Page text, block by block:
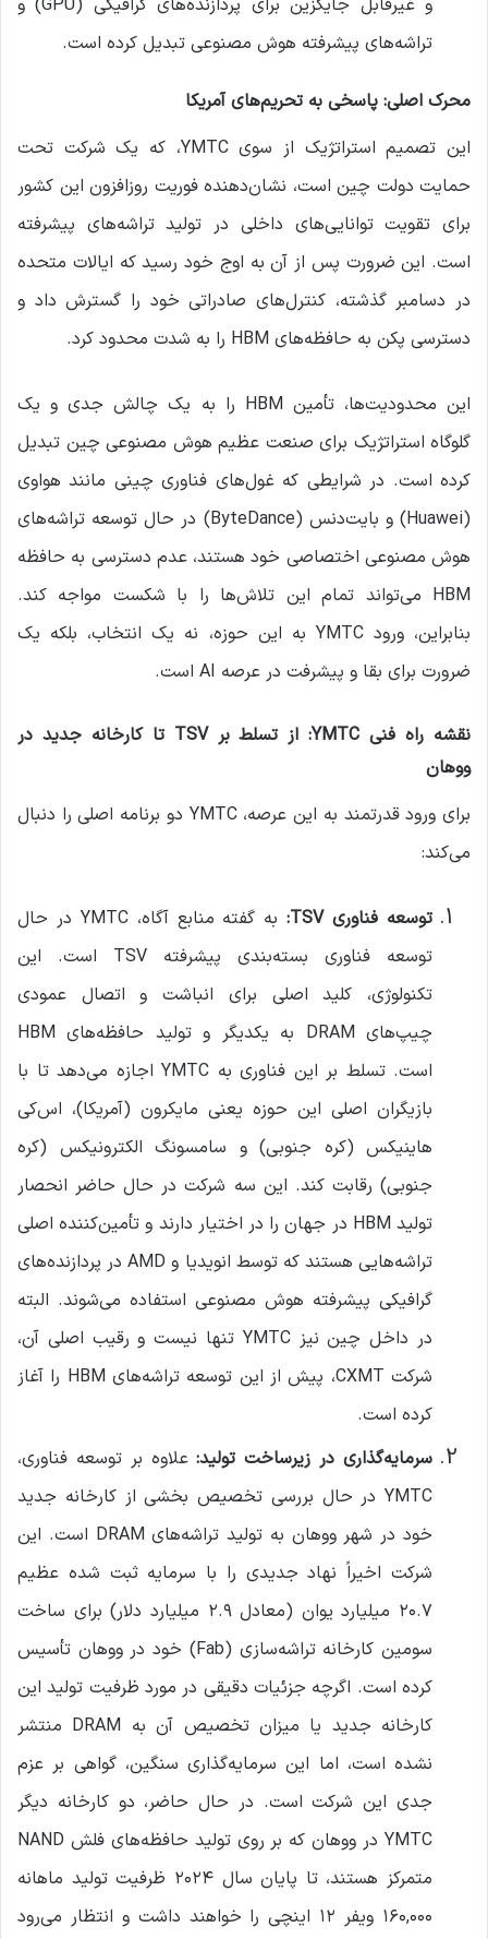
و غیرقابل جایگزین برای پردازنده‌های گرافیکی (GPU) و
تراشه‌های پیشرفته هوش مصنوعی تبدیل کرده است.
محرک اصلی: پاسخی به تحریم‌های آمریکا
این تصمیم استراتژیک از سوی YMTC، که یک شرکت تحت
حمایت دولت چین است، نشان‌دهنده فوریت روزافزون این کشور
برای تقویت توانایی‌های داخلی در تولید تراشه‌های پیشرفته
است. این ضرورت پس از آن به اوج خود رسید که ایالات متحده
در دسامبر گذشته، کنترل‌های صادراتی خود را گسترش داد و
دسترسی پکن به حافظه‌های HBM را به شدت محدود کرد.
این محدودیت‌ها، تأمین HBM را به یک چالش جدی و یک
گلوگاه استراتژیک برای صنعت عظیم هوش مصنوعی چین تبدیل
کرده است. در شرایطی که غول‌های فناوری چینی مانند هواوی
(Huawei) و بایت‌دنس (ByteDance) در حال توسعه تراشه‌های
هوش مصنوعی اختصاصی خود هستند، عدم دسترسی به حافظه
HBM می‌تواند تمام این تلاش‌ها را با شکست مواجه کند.
بنابراین، ورود YMTC به این حوزه، نه یک انتخاب، بلکه یک
ضرورت برای بقا و پیشرفت در عرصه AI است.
نقشه راه فنی YMTC: از تسلط بر TSV تا کارخانه جدید در
ووهان
برای ورود قدرتمند به این عرصه، YMTC دو برنامه اصلی را دنبال
می‌کند:
توسعه فناوری TSV:
به گفته منابع آگاه، YMTC در حال
توسعه فناوری بسته‌بندی پیشرفته TSV است. این
تکنولوژی، کلید اصلی برای انباشت و اتصال عمودی
چیپ‌های DRAM به یکدیگر و تولید حافظه‌های HBM
است. تسلط بر این فناوری به YMTC اجازه می‌دهد تا با
بازیگران اصلی این حوزه یعنی مایکرون (آمریکا)، اس‌کی
هاینیکس (کره جنوبی) و سامسونگ الکترونیکس (کره
جنوبی) رقابت کند. این سه شرکت در حال حاضر انحصار
تولید HBM در جهان را در اختیار دارند و تأمین‌کننده اصلی
تراشه‌هایی هستند که توسط انویدیا و AMD در پردازنده‌های
گرافیکی پیشرفته هوش مصنوعی استفاده می‌شوند. البته
در داخل چین نیز YMTC تنها نیست و رقیب اصلی آن،
شرکت CXMT، پیش از این توسعه تراشه‌های HBM را آغاز
کرده است.
سرمایه‌گذاری در زیرساخت تولید:علاوه بر توسعه فناوری،
YMTC در حال بررسی تخصیص بخشی از کارخانه جدید
خود در شهر ووهان به تولید تراشه‌های DRAM است. این
شرکت اخیراً نهاد جدیدی را با سرمایه ثبت شده عظیم
۲۰.۷ میلیارد یوان (معادل ۲.۹ میلیارد دلار) برای ساخت
سومین کارخانه تراشه‌سازی (Fab) خود در ووهان تأسیس
کرده است. اگرچه جزئیات دقیقی در مورد ظرفیت تولید این
کارخانه جدید یا میزان تخصیص آن به DRAM منتشر
نشده است، اما این سرمایه‌گذاری سنگین، گواهی بر عزم
جدی این شرکت است. در حال حاضر، دو کارخانه دیگر
YMTC در ووهان که بر روی تولید حافظه‌های فلش NAND
متمرکز هستند، تا پایان سال ۲۰۲۴ ظرفیت تولید ماهانه
۱۶۰,۰۰۰ ویفر ۱۲ اینچی را خواهند داشت و انتظار می‌رود